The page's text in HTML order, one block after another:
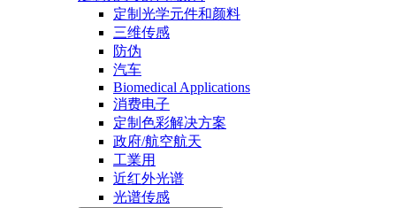
定制光学元件和颜料
三维传感
防伪
汽车
Biomedical Applications
消费电子
定制色彩解决方案
政府/航空航天
工業用
近红外光谱
光谱传感